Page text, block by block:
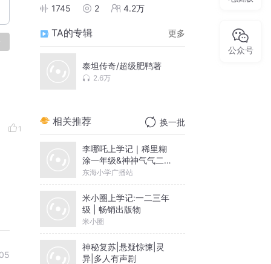
1
1745 2 4.2万
TA的专辑 更多
泰坦传奇/超级肥鸭著
2.6万
相关推荐 换一批
李哪吒上学记｜稀里糊
涂一年级&神神气气二年
级
东海小学广播站
米小圈上学记:一二三年
级 | 畅销出版物
米小圈
神秘复苏|悬疑惊悚|灵
异|多人有声剧
公众号